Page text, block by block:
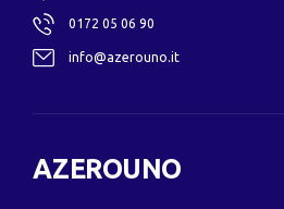
0172 05 06 90
info@azerouno.it
AZEROUNO